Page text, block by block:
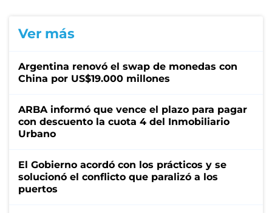
Ver más
Argentina renovó el swap de monedas con
China por US$19.000 millones
ARBA informó que vence el plazo para pagar
con descuento la cuota 4 del Inmobiliario
Urbano
El Gobierno acordó con los prácticos y se
solucionó el conflicto que paralizó a los
puertos